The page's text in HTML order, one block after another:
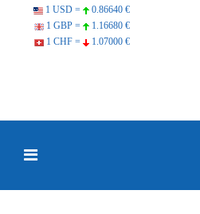
1 USD =
0.86640 €
1 GBP =
1.16680 €
1 CHF =
1.07000 €